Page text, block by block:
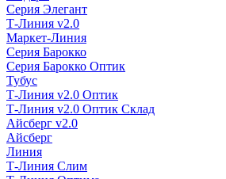
Серия Элегант
Т-Линия v2.0
Маркет-Линия
Серия Барокко
Серия Барокко Оптик
Тубус
Т-Линия v2.0 Оптик
Т-Линия v2.0 Оптик Склад
Айсберг v2.0
Айсберг
Линия
Т-Линия Слим